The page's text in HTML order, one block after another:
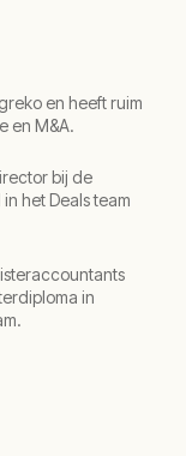
en heeft ruim
en M&A.
bij de
het Deals team
in